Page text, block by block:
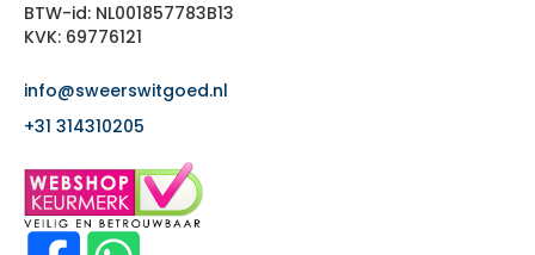
BTW-id: NL001857783B13
KVK: 69776121
info@sweerswitgoed.nl
+31 314310205